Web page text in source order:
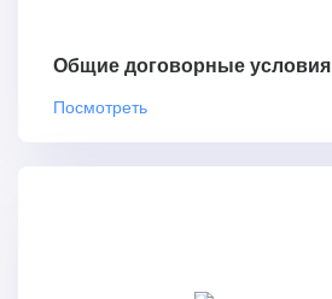
Общие договорные условия
Посмотреть